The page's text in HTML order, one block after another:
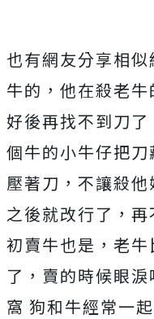
也有網友分享相
牛的，他在殺老
好後再找不到刀
個牛的小牛仔把
壓著刀，不讓殺
之後就改行了，
初賣牛也是，老
了，賣的時候眼
窩 狗和牛經常一